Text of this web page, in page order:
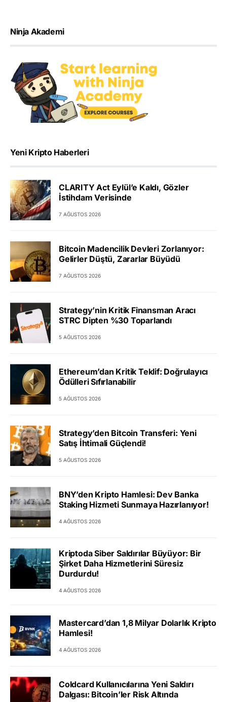
Ninja Akademi
Yeni Kripto Haberleri
CLARITY Act Eylül’e Kaldı, Gözler
İstihdam Verisinde
7 AĞUSTOS 2026
Bitcoin Madencilik Devleri Zorlanıyor:
Gelirler Düştü, Zararlar Büyüdü
7 AĞUSTOS 2026
Strategy’nin Kritik Finansman Aracı
STRC Dipten %30 Toparlandı
5 AĞUSTOS 2026
Ethereum’dan Kritik Teklif: Doğrulayıcı
Ödülleri Sıfırlanabilir
5 AĞUSTOS 2026
Strategy’den Bitcoin Transferi: Yeni
Satış İhtimali Güçlendi!
5 AĞUSTOS 2026
BNY’den Kripto Hamlesi: Dev Banka
Staking Hizmeti Sunmaya Hazırlanıyor!
4 AĞUSTOS 2026
Kriptoda Siber Saldırılar Büyüyor: Bir
Şirket Daha Hizmetlerini Süresiz
Durdurdu!
4 AĞUSTOS 2026
Mastercard’dan 1,8 Milyar Dolarlık Kripto
Hamlesi!
4 AĞUSTOS 2026
Coldcard Kullanıcılarına Yeni Saldırı
Dalgası: Bitcoin’ler Risk Altında